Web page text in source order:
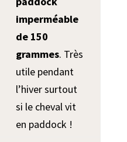
imperméable
de 150
grammes. Très
utile pendant
l’hiver surtout
si le cheval vit
en paddock !